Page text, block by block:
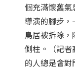
個充滿懷舊
導演的腳步，
鳥居被拆除
側柱。（記者
的人總是會